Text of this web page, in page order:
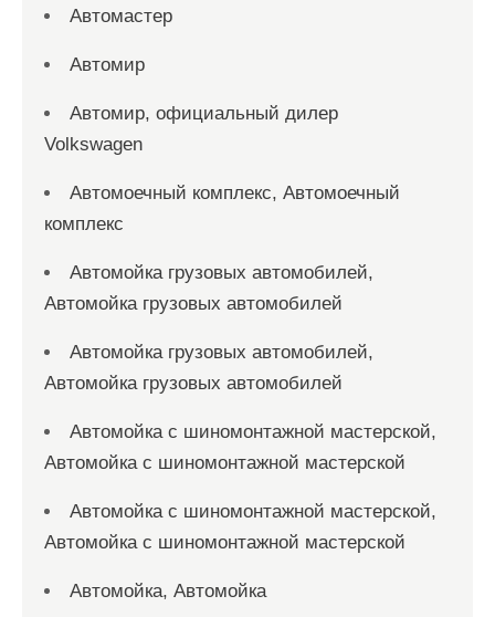
Автомастер
Автомир
Автомир, официальный дилер
Volkswagen
Автомоечный комплекс, Автомоечный
комплекс
Автомойка грузовых автомобилей,
Автомойка грузовых автомобилей
Автомойка грузовых автомобилей,
Автомойка грузовых автомобилей
Автомойка с шиномонтажной мастерской,
Автомойка с шиномонтажной мастерской
Автомойка с шиномонтажной мастерской,
Автомойка с шиномонтажной мастерской
Автомойка, Автомойка